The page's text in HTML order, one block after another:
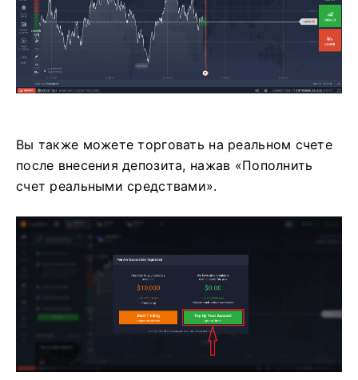
Вы также можете торговать на реальном счете
после внесения депозита, нажав «Пополнить
счет реальными средствами».